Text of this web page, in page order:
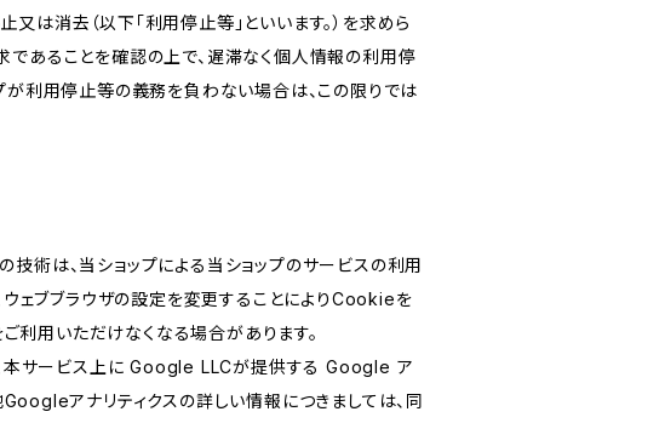
は消去（以下「利用停止等」といいます。）を求めら
であることを確認の上で、遅滞なく個人情報の利用停
が利用停止等の義務を負わない場合は、この限りでは
技術は、当ショップによる当ショップのサービスの利用
ェブブラウザの設定を変更することによりCookieを
利用いただけなくなる場合があります。
、本サービス上に Google LLCが提供する Google ア
アナリティクスの詳しい情報につきましては、同